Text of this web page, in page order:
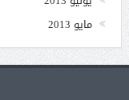
مايو 2013